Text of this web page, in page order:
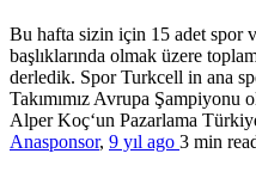
Bu hafta sizin için 15 adet spor
başlıklarında olmak üzere
derledik. Spor Turkcell in ana
Takımımız Avrupa Şampiyonu
Alper Koç‘un Pazarlama
Anasponsor, 9 yıl ago 3 min